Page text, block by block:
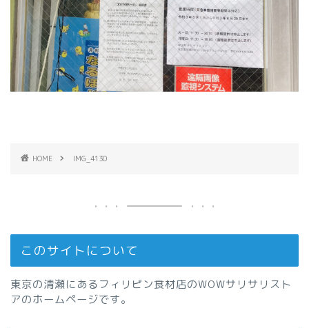
HOME IMG_4130
このサイトについて
東京の清瀬にあるフィリピン食材店のWOWサリサリスト
アのホームページです。